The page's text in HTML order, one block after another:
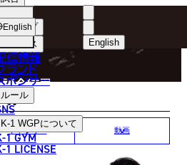
English
한국어
中文（简体）
ショップ
ニュース
信情報
ランド
ポンサー
ルール
K-1 WGPについて
1 GYM
1 LICENSE
English
RESULT
試合結果
分1R
ギャラリー 動画